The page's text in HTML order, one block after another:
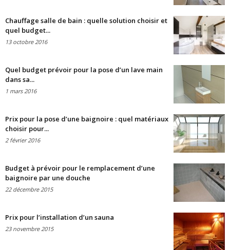
Chauffage salle de bain : quelle solution choisir et
quel budget...
13 octobre 2016
Quel budget prévoir pour la pose d’un lave main
dans sa...
1 mars 2016
Prix pour la pose d’une baignoire : quel matériaux
choisir pour...
2 février 2016
Budget à prévoir pour le remplacement d’une
baignoire par une douche
22 décembre 2015
Prix pour l’installation d’un sauna
23 novembre 2015